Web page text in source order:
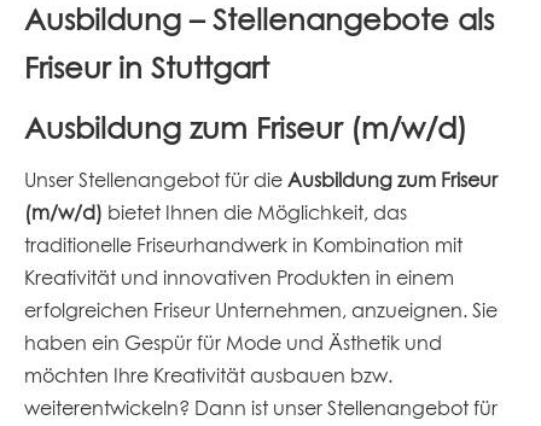
Ausbildung – Stellenangebote als
Friseur in Stuttgart
Ausbildung zum Friseur (m/w/d)
Unser Stellenangebot für die Ausbildung zum Friseur
(m/w/d) bietet Ihnen die Möglichkeit, das
traditionelle Friseurhandwerk in Kombination mit
Kreativität und innovativen Produkten in einem
erfolgreichen Friseur Unternehmen, anzueignen. Sie
haben ein Gespür für Mode und Ästhetik und
möchten Ihre Kreativität ausbauen bzw.
weiterentwickeln? Dann ist unser Stellenangebot für